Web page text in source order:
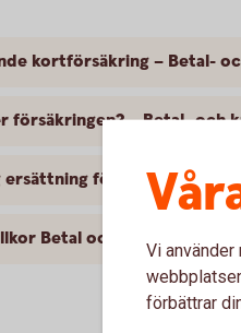
kortförsäkring – Betal-
försäkringen? – Betal- och
Hur begär jag
Betal och kreditkort
Vi
förbättrar